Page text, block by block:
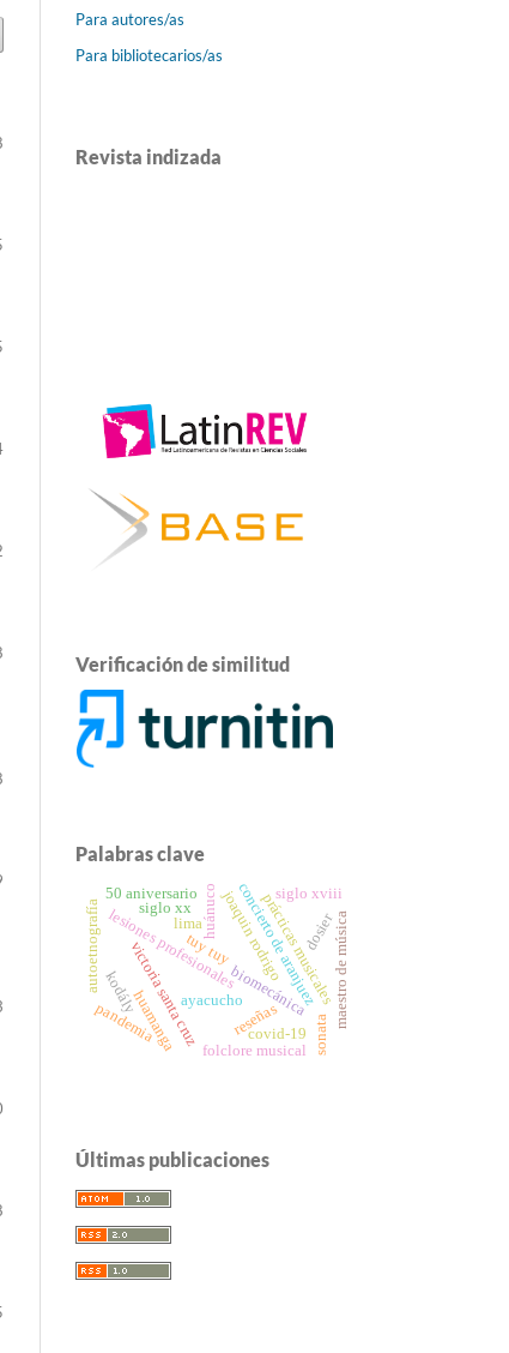
Para autores/as
Para bibliotecarios/as
Revista indizada
Verificación de similitud
Palabras clave
biomecánica
lesiones profesionalesconcierto de aranjuez
joaquin rodrigoprácticas musicales
tuy tuy
huánuco
reseñas
victoria santa cruz
50 aniversario
ayacucho
huamanga
pandemia
covid-19
folclore musical
lima
siglo xx
maestro de música
siglo xviii
dosier
kodály
sonata
autoetnografía
Últimas publicaciones